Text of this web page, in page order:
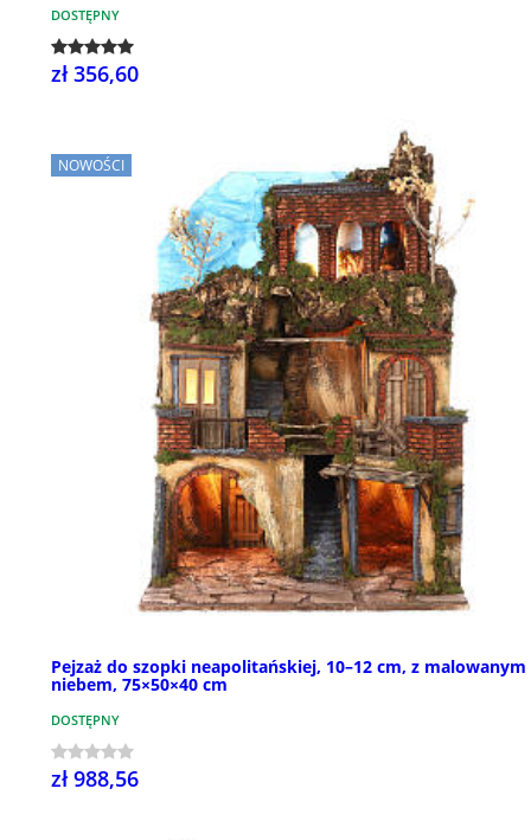
DOSTĘPNY
zł 356,60
NOWOŚCI
Pejzaż do szopki neapolitańskiej, 10–12 cm, z malowanym
niebem, 75×50×40 cm
DOSTĘPNY
zł 988,56